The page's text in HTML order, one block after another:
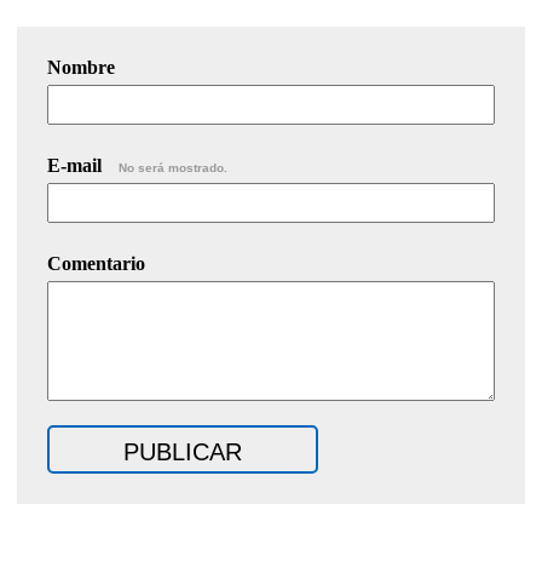
Nombre
E-mail No será mostrado.
Comentario